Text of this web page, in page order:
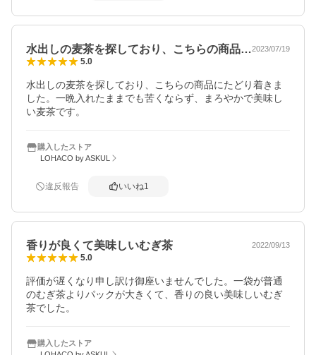
水出しの麦茶を探しており、こちらの商品…2023/07/19
5.0
水出しの麦茶を探しており、こちらの商品にたどり着きま
した。一晩入れたままでも苦くならず、まろやかで美味し
い麦茶です。
購入したストア
LOHACO by ASKUL
違反報告 いいね1
香りが良くて美味しいむぎ茶 2022/09/13
5.0
評価が遅くなり申し訳け御座いませんでした。一袋が普通
のむぎ茶よりパックが大きくて、香りの良い美味しいむぎ
茶でした。
購入したストア